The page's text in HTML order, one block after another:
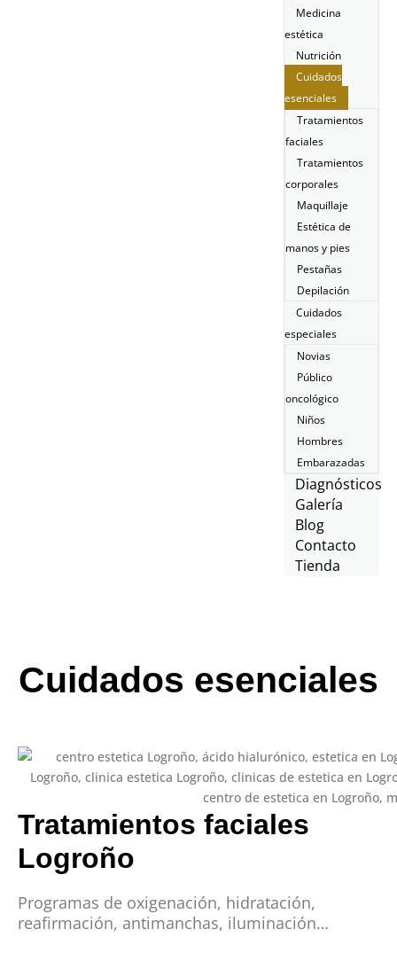
Medicina
estética
Nutrición
Cuidados
esenciales
Tratamientos
faciales
Tratamientos
corporales
Maquillaje
Estética de
manos y pies
Pestañas
Depilación
Cuidados
especiales
Novias
Público
oncológico
Niños
Hombres
Embarazadas
Diagnósticos
Galería
Blog
Contacto
Tienda
Cuidados esenciales
Tratamientos faciales
Logroño
Programas de oxigenación, hidratación,
reafirmación, antimanchas, iluminación…